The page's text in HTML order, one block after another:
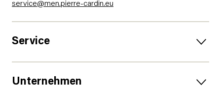
service@men.pierre-cardin.eu
Service
Unternehmen